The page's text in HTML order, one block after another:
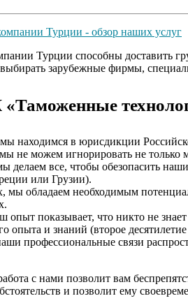
Турции способны доставить
зарубежные фирмы,
находимся в юрисдикции
не можем игнорировать не только
делаем все, чтобы обезопасить
или Грузии).
мы обладаем необходимым
опыт показывает, что никто не
опыта и знаний (второе
профессиональные связи
с нами позволит вам
и позволит ему